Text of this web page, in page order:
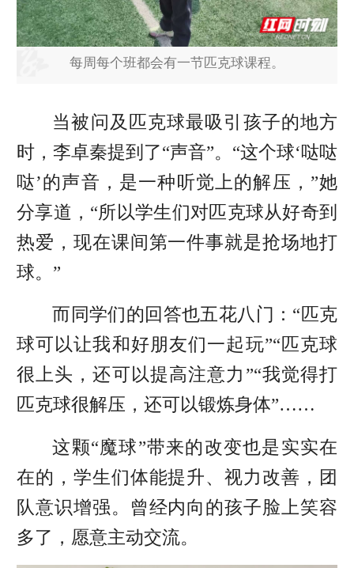
每周每个班都会有一节匹克球课程。
当被问及匹克球最吸引孩子的地方
时，李卓秦提到了“声音”。“这个球‘哒哒
哒’的声音，是一种听觉上的解压，”她
分享道，“所以学生们对匹克球从好奇到
热爱，现在课间第一件事就是抢场地打
球。”
而同学们的回答也五花八门：“匹克
球可以让我和好朋友们一起玩”“匹克球
很上头，还可以提高注意力”“我觉得打
匹克球很解压，还可以锻炼身体”……
这颗“魔球”带来的改变也是实实在
在的，学生们体能提升、视力改善，团
队意识增强。曾经内向的孩子脸上笑容
多了，愿意主动交流。